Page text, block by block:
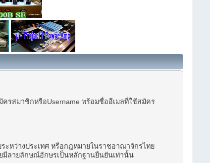
รสมาชิกหรือUsername พร้อมชื่ออีเมลที่ใช้สมัคร
หว่างประเทศ หรือกฎหมายในราชอาณาจักรไทย
มีลายลักษณ์อักษรเป็นหลักฐานยืนยันเท่านั้น